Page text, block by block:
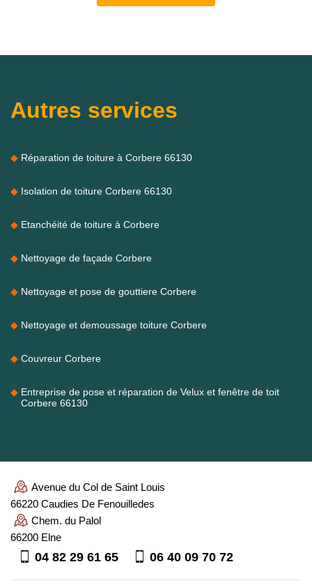
Autres services
Réparation de toiture à Corbere 66130
Isolation de toiture Corbere 66130
Etanchéité de toiture à Corbere
Nettoyage de façade Corbere
Nettoyage et pose de gouttiere Corbere
Nettoyage et demoussage toiture Corbere
Couvreur Corbere
Entreprise de pose et réparation de Velux et fenêtre de toit
Corbere 66130
Avenue du Col de Saint Louis
66220 Caudies De Fenouilledes
Chem. du Palol
66200 Elne
04 82 29 61 65 06 40 09 70 72